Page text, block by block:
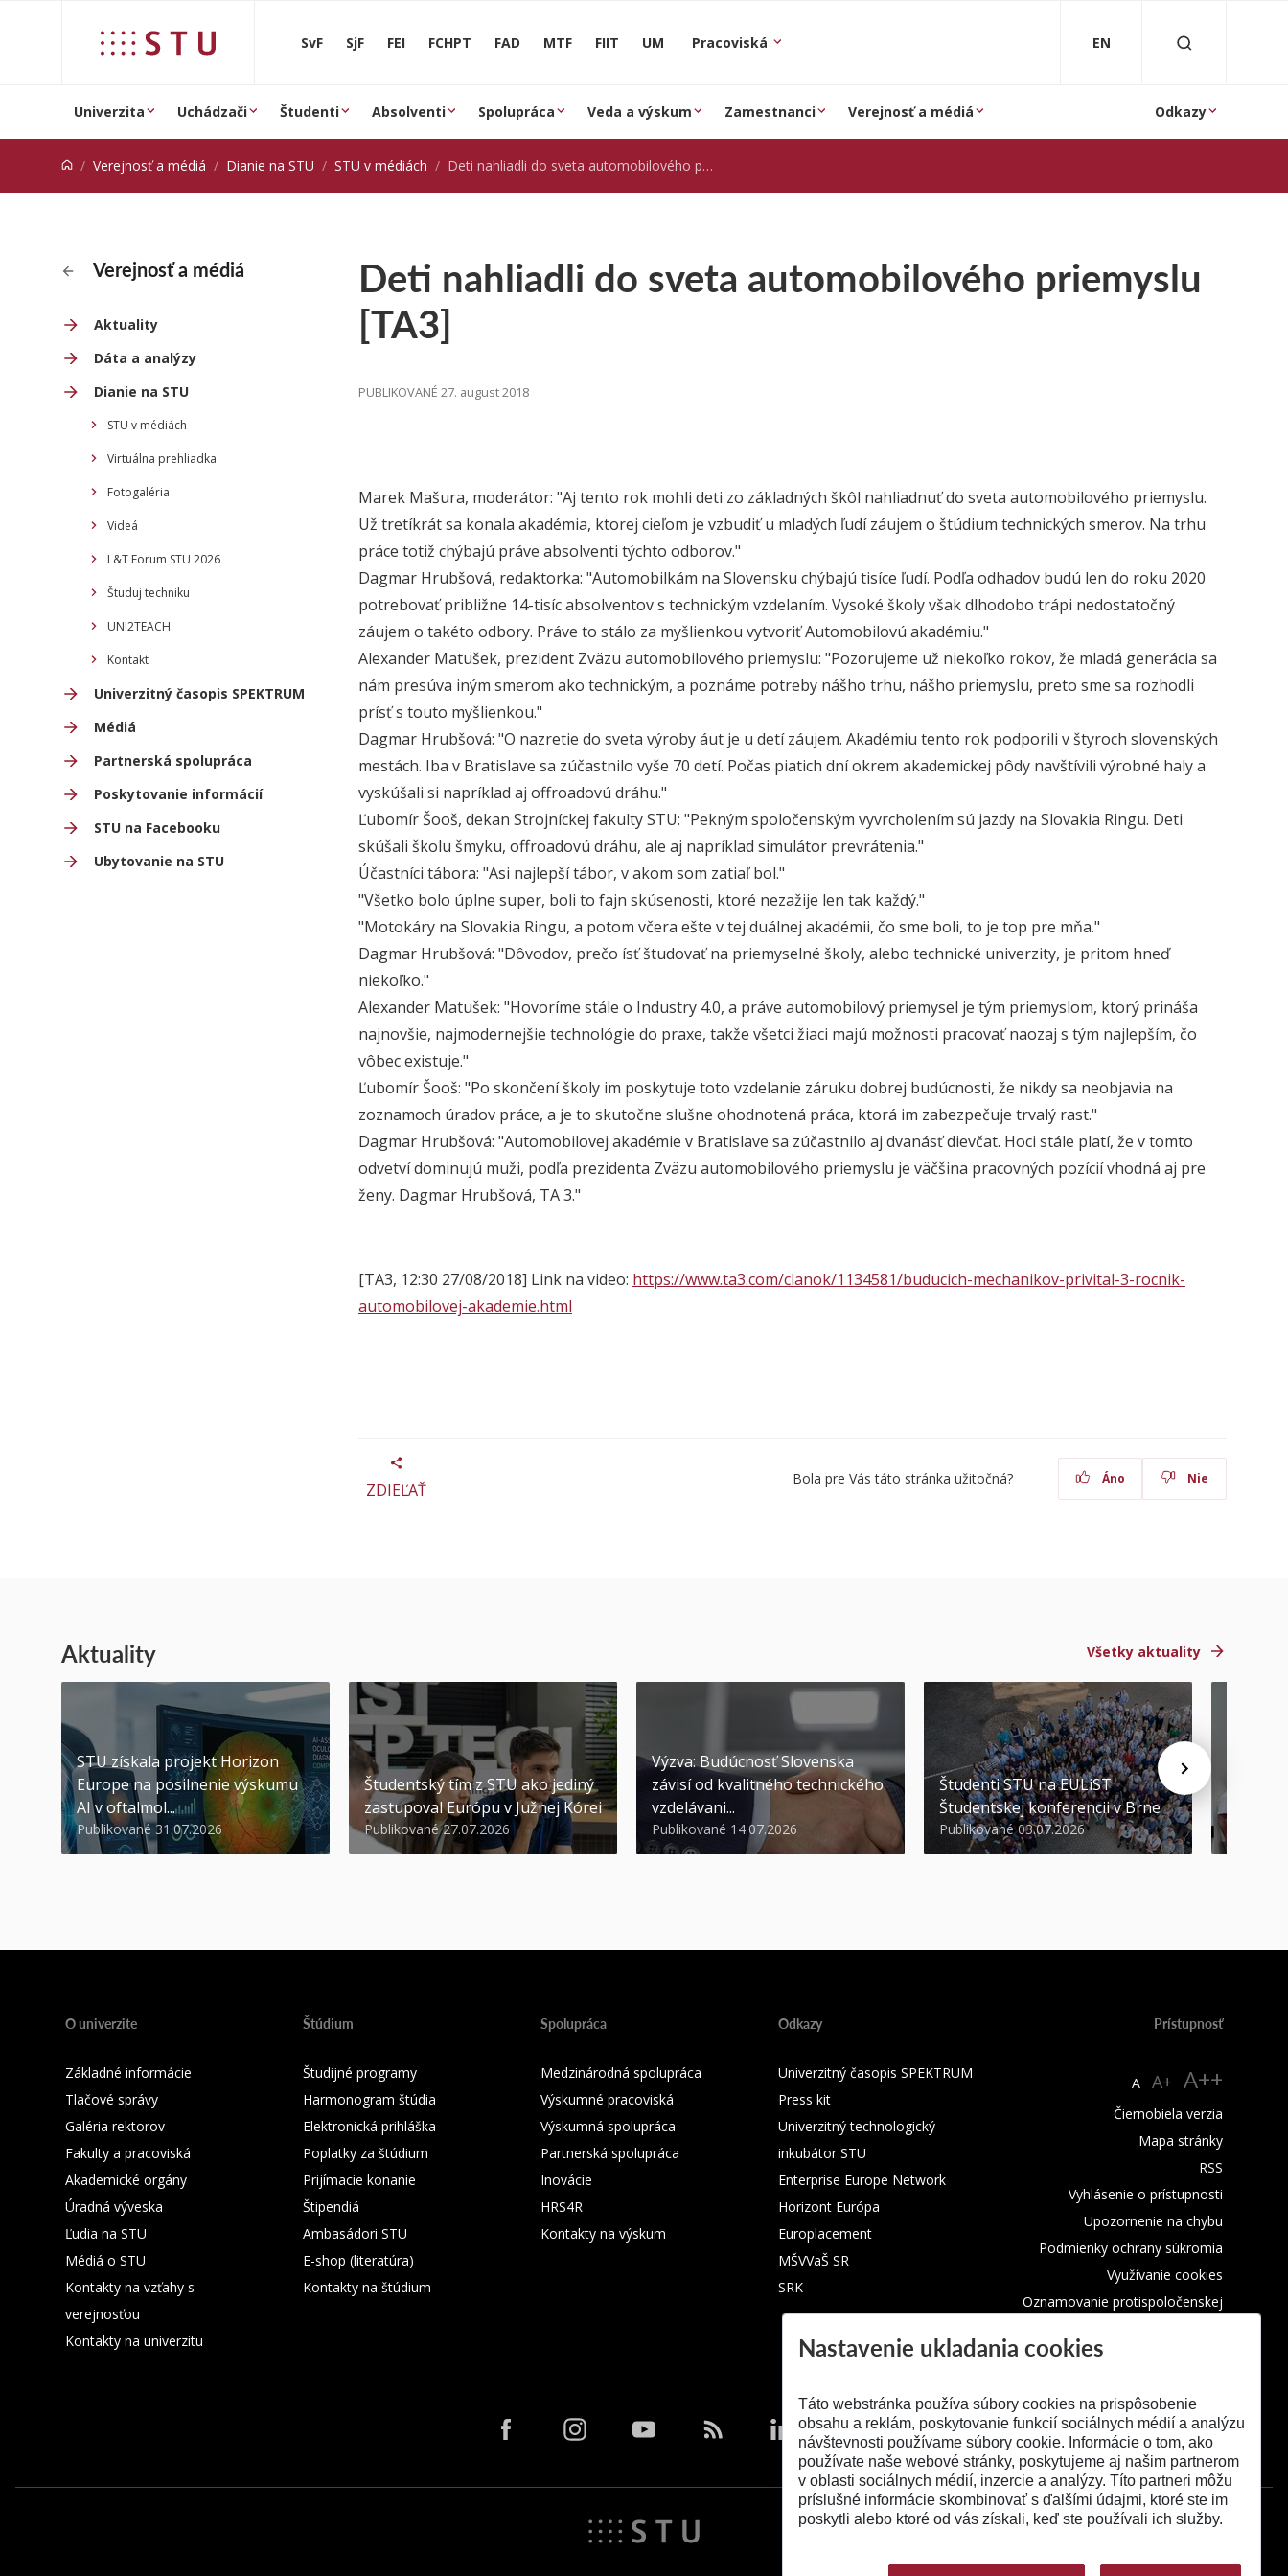
SvF SjF FEI FCHPT FAD MTF FIIT UM Pracoviská EN
Univerzita Uchádzači Študenti Absolventi Spolupráca Veda a výskum Zamestnanci Verejnosť a médiá Odkazy
Verejnosť a médiá Dianie na STU STU v médiách Deti nahliadli do sveta automobilového priemyslu [TA3]
Verejnosť a médiá
Aktuality
Dáta a analýzy
Dianie na STU
STU v médiách
Virtuálna prehliadka
Fotogaléria
Videá
L&T Forum STU 2026
Študuj techniku
UNI2TEACH
Kontakt
Univerzitný časopis SPEKTRUM
Médiá
Partnerská spolupráca
Poskytovanie informácií
STU na Facebooku
Ubytovanie na STU
Deti nahliadli do sveta automobilového priemyslu
[TA3]
PUBLIKOVANÉ 27. august 2018
Marek Mašura, moderátor: "Aj tento rok mohli deti zo základných škôl nahliadnuť do sveta automobilového priemyslu.
Už tretíkrát sa konala akadémia, ktorej cieľom je vzbudiť u mladých ľudí záujem o štúdium technických smerov. Na trhu
práce totiž chýbajú práve absolventi týchto odborov."
Dagmar Hrubšová, redaktorka: "Automobilkám na Slovensku chýbajú tisíce ľudí. Podľa odhadov budú len do roku 2020
potrebovať približne 14-tisíc absolventov s technickým vzdelaním. Vysoké školy však dlhodobo trápi nedostatočný
záujem o takéto odbory. Práve to stálo za myšlienkou vytvoriť Automobilovú akadémiu."
Alexander Matušek, prezident Zväzu automobilového priemyslu: "Pozorujeme už niekoľko rokov, že mladá generácia sa
nám presúva iným smerom ako technickým, a poznáme potreby nášho trhu, nášho priemyslu, preto sme sa rozhodli
prísť s touto myšlienkou."
Dagmar Hrubšová: "O nazretie do sveta výroby áut je u detí záujem. Akadémiu tento rok podporili v štyroch slovenských
mestách. Iba v Bratislave sa zúčastnilo vyše 70 detí. Počas piatich dní okrem akademickej pôdy navštívili výrobné haly a
vyskúšali si napríklad aj offroadovú dráhu."
Ľubomír Šooš, dekan Strojníckej fakulty STU: "Pekným spoločenským vyvrcholením sú jazdy na Slovakia Ringu. Deti
skúšali školu šmyku, offroadovú dráhu, ale aj napríklad simulátor prevrátenia."
Účastníci tábora: "Asi najlepší tábor, v akom som zatiaľ bol."
"Všetko bolo úplne super, boli to fajn skúsenosti, ktoré nezažije len tak každý."
"Motokáry na Slovakia Ringu, a potom včera ešte v tej duálnej akadémii, čo sme boli, to je top pre mňa."
Dagmar Hrubšová: "Dôvodov, prečo ísť študovať na priemyselné školy, alebo technické univerzity, je pritom hneď
niekoľko."
Alexander Matušek: "Hovoríme stále o Industry 4.0, a práve automobilový priemysel je tým priemyslom, ktorý prináša
najnovšie, najmodernejšie technológie do praxe, takže všetci žiaci majú možnosti pracovať naozaj s tým najlepším, čo
vôbec existuje."
Ľubomír Šooš: "Po skončení školy im poskytuje toto vzdelanie záruku dobrej budúcnosti, že nikdy sa neobjavia na
zoznamoch úradov práce, a je to skutočne slušne ohodnotená práca, ktorá im zabezpečuje trvalý rast."
Dagmar Hrubšová: "Automobilovej akadémie v Bratislave sa zúčastnilo aj dvanásť dievčat. Hoci stále platí, že v tomto
odvetví dominujú muži, podľa prezidenta Zväzu automobilového priemyslu je väčšina pracovných pozícií vhodná aj pre
ženy. Dagmar Hrubšová, TA 3."
[TA3, 12:30 27/08/2018] Link na video: https://www.ta3.com/clanok/1134581/buducich-mechanikov-privital-3-rocnik-
automobilovej-akademie.html
ZDIEĽAŤ
Bola pre Vás táto stránka užitočná? Áno Nie
Aktuality Všetky aktuality
STU získala projekt Horizon
Europe na posilnenie výskumu
AI v oftalmol...
Publikované 31.07.2026
Študentský tím z STU ako jediný
zastupoval Európu v Južnej Kórei
Publikované 27.07.2026
Výzva: Budúcnosť Slovenska
závisí od kvalitného technického
vzdelávani...
Publikované 14.07.2026
Študenti STU na EULiST
Študentskej konferencii v Brne
Publikované 03.07.2026
O univerzite
Základné informácie
Tlačové správy
Galéria rektorov
Fakulty a pracoviská
Akademické orgány
Úradná výveska
Ľudia na STU
Médiá o STU
Kontakty na vzťahy s
verejnosťou
Kontakty na univerzitu
Štúdium
Študijné programy
Harmonogram štúdia
Elektronická prihláška
Poplatky za štúdium
Prijímacie konanie
Štipendiá
Ambasádori STU
E-shop (literatúra)
Kontakty na štúdium
Spolupráca
Medzinárodná spolupráca
Výskumné pracoviská
Výskumná spolupráca
Partnerská spolupráca
Inovácie
HRS4R
Kontakty na výskum
Odkazy
Univerzitný časopis SPEKTRUM
Press kit
Univerzitný technologický
inkubátor STU
Enterprise Europe Network
Horizont Európa
Europlacement
MŠVVaŠ SR
SRK
Prístupnosť
A A+ A++
Čiernobiela verzia
Mapa stránky
RSS
Vyhlásenie o prístupnosti
Upozornenie na chybu
Podmienky ochrany súkromia
Využívanie cookies
Oznamovanie protispoločenskej
Nastavenie ukladania cookies
Táto webstránka používa súbory cookies na prispôsobenie
obsahu a reklám, poskytovanie funkcií sociálnych médií a analýzu
návštevnosti používame súbory cookie. Informácie o tom, ako
používate naše webové stránky, poskytujeme aj našim partnerom
v oblasti sociálnych médií, inzercie a analýzy. Títo partneri môžu
príslušné informácie skombinovať s ďalšími údajmi, ktoré ste im
poskytli alebo ktoré od vás získali, keď ste používali ich služby.